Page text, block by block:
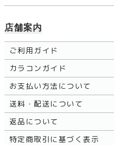
店舗案内
ご利用ガイド
カラコンガイド
お支払い方法について
送料・配送について
返品について
特定商取引に基づく表示